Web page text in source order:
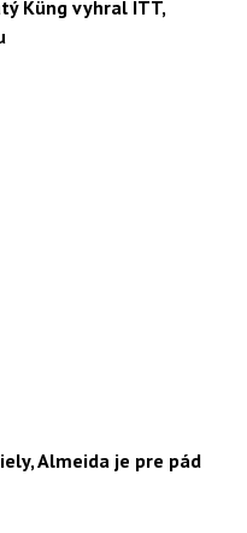
Küng vyhral ITT,
Almeida je pre pád